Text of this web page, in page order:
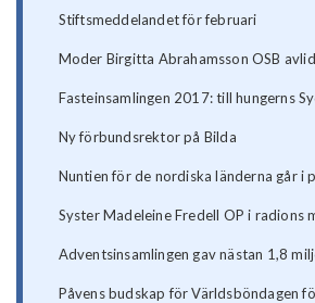
Stiftsmeddelandet för februari
Moder Birgitta Abrahamsson OSB
Fasteinsamlingen 2017: till hungerns
Ny förbundsrektor på Bilda
Nuntien för de nordiska länderna går i
Syster Madeleine Fredell OP i radions
Adventsinsamlingen gav nästan 1,8
Påvens budskap för Världsböndagen